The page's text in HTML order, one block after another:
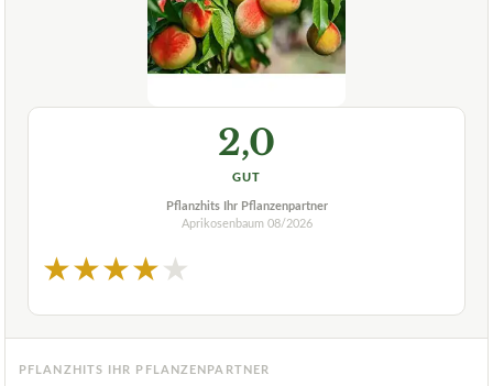
2,0
GUT
Pflanzhits Ihr Pflanzenpartner
Aprikosenbaum 08/2026
★★★★★
PFLANZHITS IHR PFLANZENPARTNER